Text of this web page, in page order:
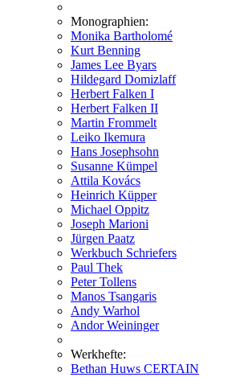
Monographien:
Monika Bartholomé
Kurt Benning
James Lee Byars
Hildegard Domizlaff
Herbert Falken I
Herbert Falken II
Martin Frommelt
Leiko Ikemura
Hans Josephsohn
Susanne Kümpel
Attila Kovács
Heinrich Küpper
Michael Oppitz
Joseph Marioni
Jürgen Paatz
Werkbuch Schriefers
Paul Thek
Peter Tollens
Manos Tsangaris
Andy Warhol
Andor Weininger
Werkhefte:
Bethan Huws CERTAIN